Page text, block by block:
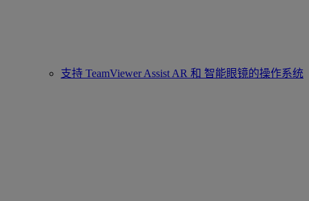
支持 TeamViewer Assist AR 和 智能眼镜的操作系统